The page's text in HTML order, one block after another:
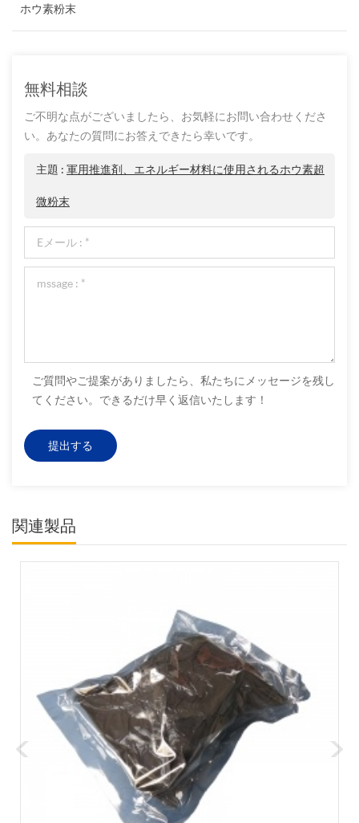
ホウ素粉末
無料相談
ご不明な点がございましたら、お気軽にお問い合わせくださ
い。あなたの質問にお答えできたら幸いです。
主題 : 軍用推進剤、エネルギー材料に使用されるホウ素超
微粉末
ご質問やご提案がありましたら、私たちにメッセージを残し
てください。できるだけ早く返信いたします！
関連製品